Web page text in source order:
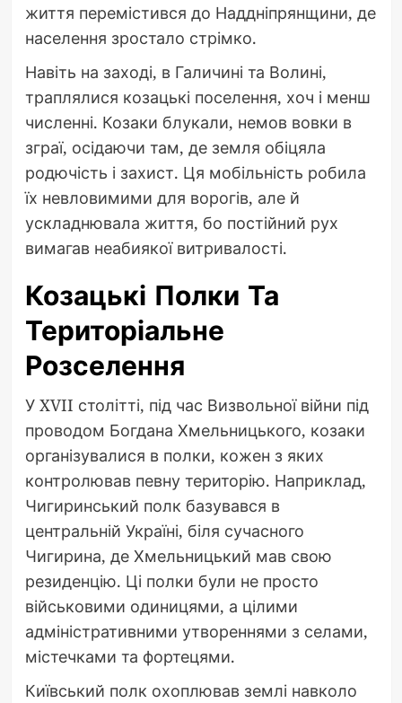
життя перемістився до Наддніпрянщини, де
населення зростало стрімко.
Навіть на заході, в Галичині та Волині,
траплялися козацькі поселення, хоч і менш
численні. Козаки блукали, немов вовки в
зграї, осідаючи там, де земля обіцяла
родючість і захист. Ця мобільність робила
їх невловимими для ворогів, але й
ускладнювала життя, бо постійний рух
вимагав неабиякої витривалості.
Козацькі Полки Та
Територіальне
Розселення
У XVII столітті, під час Визвольної війни під
проводом Богдана Хмельницького, козаки
організувалися в полки, кожен з яких
контролював певну територію. Наприклад,
Чигиринський полк базувався в
центральній Україні, біля сучасного
Чигирина, де Хмельницький мав свою
резиденцію. Ці полки були не просто
військовими одиницями, а цілими
адміністративними утвореннями з селами,
містечками та фортецями.
Київський полк охоплював землі навколо